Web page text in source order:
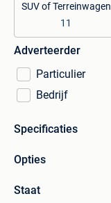
SUV of Terreinwagen
11
Adverteerder
Particulier
Bedrijf
Specificaties
Opties
Staat